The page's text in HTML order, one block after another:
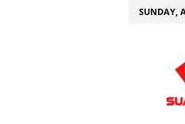
SUNDAY,